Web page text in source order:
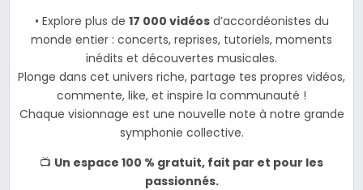
• Explore plus de 17 000 vidéosd’accordéonistes du
monde entier : concerts, reprises, tutoriels, moments
inédits et découvertes musicales.
Plonge dans cet univers riche, partage tes propres vidéos,
commente, like, et inspire la communauté !
Chaque visionnage est une nouvelle note à notre grande
symphonie collective.
📺 Un espace 100 % gratuit, fait par et pour les
passionnés.